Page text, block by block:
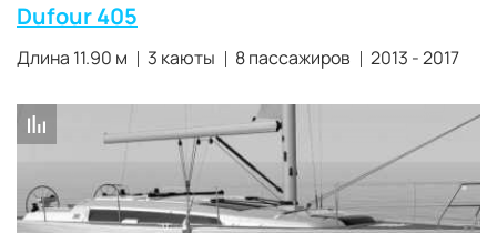
Dufour 405
Длина 11.90 м 3 каюты 8 пассажиров 2013 - 2017